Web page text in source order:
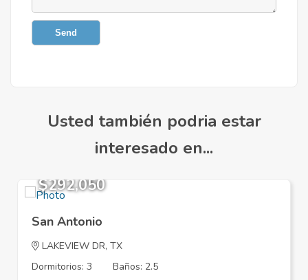
Send
Usted también podria estar
interesado en...
$292,050
San Antonio
LAKEVIEW DR, TX
Dormitorios: 3
Baños: 2.5